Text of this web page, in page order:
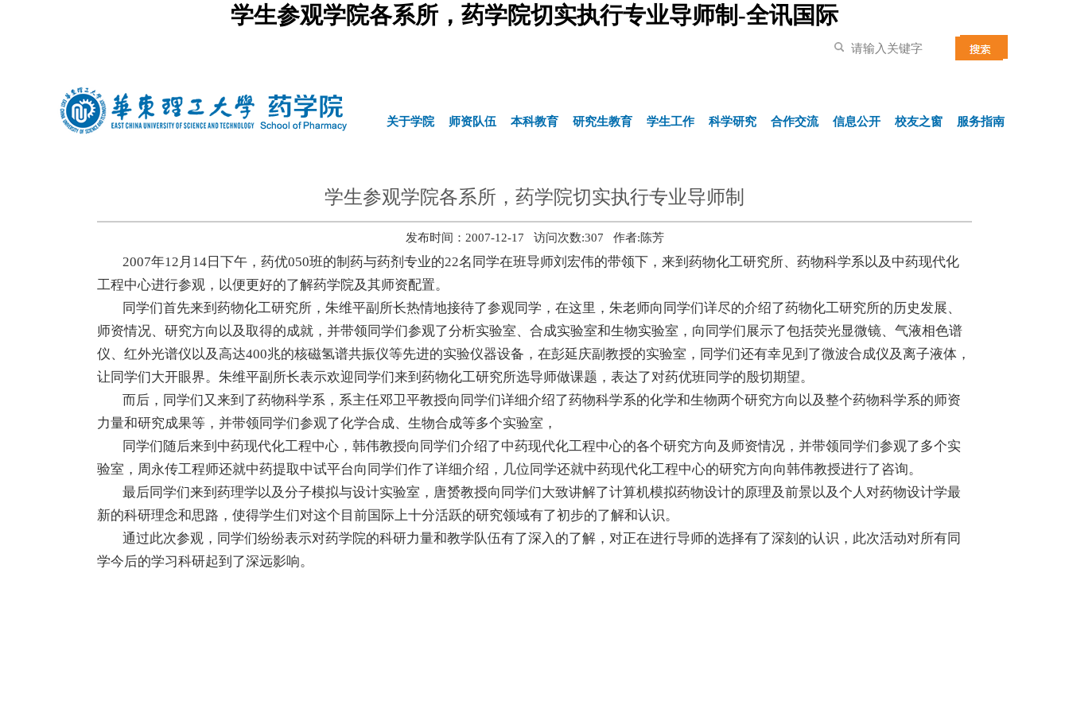
学生参观学院各系所，药学院切实执行专业导师制-全讯国际
关于学院 师资队伍 本科教育 研究生教育 学生工作 科学研究 合作交流 信息公开 校友之窗 服务指南
学生参观学院各系所，药学院切实执行专业导师制
发布时间：2007-12-17 访问次数:307 作者:陈芳
2007年12月14日下午，药优050班的制药与药剂专业的22名同学在班导师刘宏伟的带领下，来到药物化工研究所、药物科学系以及中药现代化
工程中心进行参观，以便更好的了解药学院及其师资配置。
同学们首先来到药物化工研究所，朱维平副所长热情地接待了参观同学，在这里，朱老师向同学们详尽的介绍了药物化工研究所的历史发展、
师资情况、研究方向以及取得的成就，并带领同学们参观了分析实验室、合成实验室和生物实验室，向同学们展示了包括荧光显微镜、气液相色谱
仪、红外光谱仪以及高达400兆的核磁氢谱共振仪等先进的实验仪器设备，在彭延庆副教授的实验室，同学们还有幸见到了微波合成仪及离子液体，
让同学们大开眼界。朱维平副所长表示欢迎同学们来到药物化工研究所选导师做课题，表达了对药优班同学的殷切期望。
而后，同学们又来到了药物科学系，系主任邓卫平教授向同学们详细介绍了药物科学系的化学和生物两个研究方向以及整个药物科学系的师资
力量和研究成果等，并带领同学们参观了化学合成、生物合成等多个实验室，
同学们随后来到中药现代化工程中心，韩伟教授向同学们介绍了中药现代化工程中心的各个研究方向及师资情况，并带领同学们参观了多个实
验室，周永传工程师还就中药提取中试平台向同学们作了详细介绍，几位同学还就中药现代化工程中心的研究方向向韩伟教授进行了咨询。
最后同学们来到药理学以及分子模拟与设计实验室，唐赟教授向同学们大致讲解了计算机模拟药物设计的原理及前景以及个人对药物设计学最
新的科研理念和思路，使得学生们对这个目前国际上十分活跃的研究领域有了初步的了解和认识。
通过此次参观，同学们纷纷表示对药学院的科研力量和教学队伍有了深入的了解，对正在进行导师的选择有了深刻的认识，此次活动对所有同
学今后的学习科研起到了深远影响。